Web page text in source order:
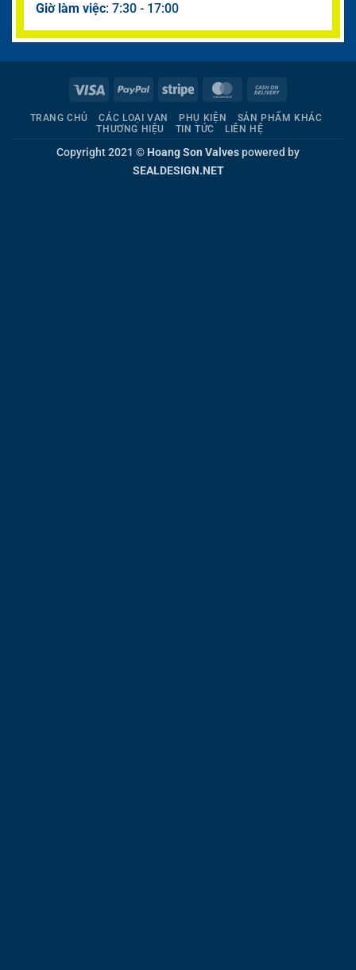
Giờ làm việc: 7:30 - 17:00
Visa PayPal Stripe MasterCard
Delivery
TRANG CHỦ CÁC LOẠI VAN PHỤ KIỆN
SẢN PHẨM KHÁC
THƯƠNG HIỆU
TIN TỨC LIÊN HỆ
Copyright 2021 © Hoang Son Valvespowered by
SEALDESIGN.NET